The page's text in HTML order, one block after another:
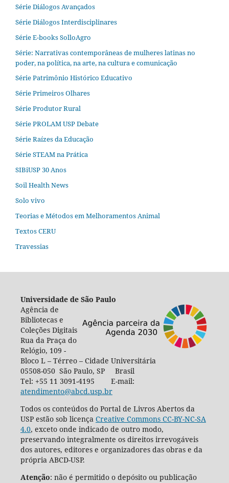
Série Diálogos Avançados
Série Diálogos Interdisciplinares
Série E-books SolloAgro
Série: Narrativas contemporâneas de mulheres latinas no
poder, na política, na arte, na cultura e comunicação
Série Patrimônio Histórico Educativo
Série Primeiros Olhares
Série Produtor Rural
Série PROLAM USP Debate
Série Raízes da Educação
Série STEAM na Prática
SIBiUSP 30 Anos
Soil Health News
Solo vivo
Teorias e Métodos em Melhoramentos Animal
Textos CERU
Travessias
Universidade de São Paulo
Agência de
Bibliotecas e
Coleções Digitais
Rua da Praça do
Relógio, 109 -
Bloco L – Térreo – Cidade Universitária
05508-050 São Paulo, SP Brasil
Tel: +55 11 3091-4195 E-mail:
atendimento@abcd.usp.br
Todos os conteúdos do Portal de Livros Abertos da
USP estão sob licença Creative Commons CC-BY-NC-SA
4.0, exceto onde indicado de outro modo,
preservando integralmente os direitos irrevogáveis
dos autores, editores e organizadores das obras e da
própria ABCD-USP.
Atenção: não é permitido o depósito ou publicação